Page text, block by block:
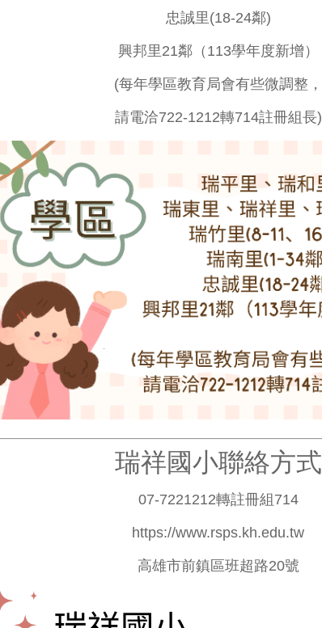
忠誠里(18-24鄰)
興邦里21鄰（113學年度新增）
(每年學區教育局會有些微調整，
請電洽722-1212轉714註冊組長)
瑞祥國小聯絡方式
07-7221212轉註冊組714
https://www.rsps.kh.edu.tw
高雄市前鎮區班超路20號